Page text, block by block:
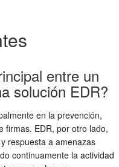
entre un
solución EDR?
en la prevención,
firmas. EDR, por otro lado,
respuesta a amenazas
continuamente la actividad